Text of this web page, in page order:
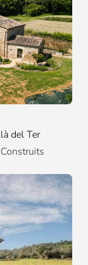
del Ter
Construits